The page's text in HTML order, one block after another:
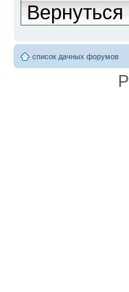
список дачных форумов